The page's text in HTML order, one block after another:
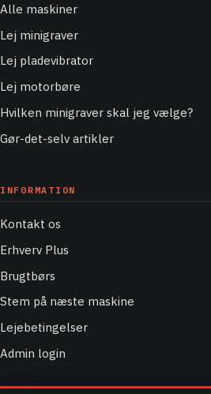
Alle maskiner
Lej minigraver
Lej pladevibrator
Lej motorbøre
Hvilken minigraver skal jeg vælge?
Gør-det-selv artikler
INFORMATION
Kontakt os
Erhverv Plus
Brugtbørs
Stem på næste maskine
Lejebetingelser
Admin login